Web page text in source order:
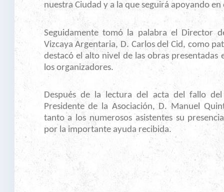
nuestra Ciudad y a la que seguirá apoyando
Seguidamente tomó la palabra el Director
Vizcaya Argentaria, D. Carlos del Cid, como
destacó el alto nivel de las obras presentadas
los organizadores.
Después de la lectura del acta del fallo
Presidente de la Asociación, D. Manuel
tanto a los numerosos asistentes su
por la importante ayuda recibida.